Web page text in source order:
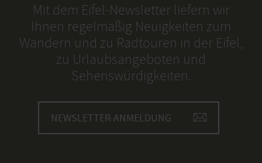
Mit dem Eifel-Newsletter liefern wir
Ihnen regelmäßig Neuigkeiten zum
Wandern und zu Radtouren in der Eifel,
zu Urlaubsangeboten und
Sehenswürdigkeiten.
NEWSLETTER-ANMELDUNG